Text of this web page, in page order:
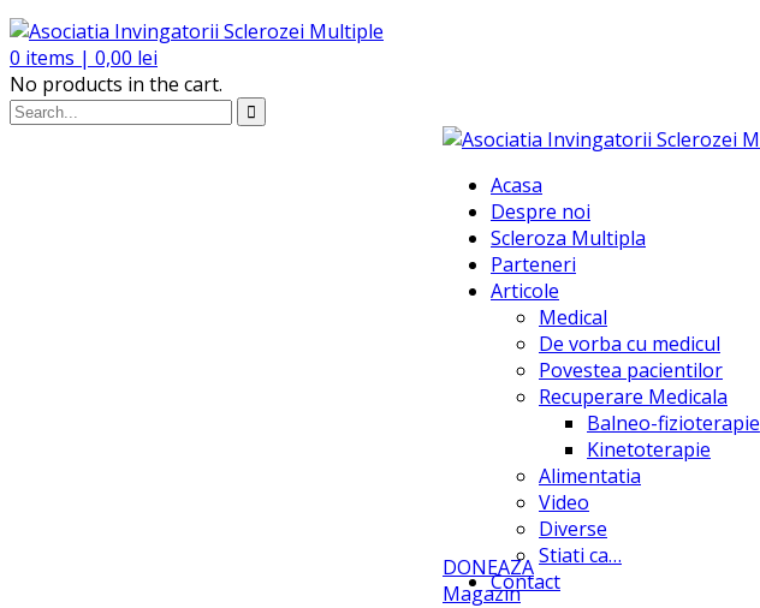
0 items | 0,00 lei
No products in the cart.
Acasa
Despre noi
Scleroza Multipla
Parteneri
Articole
Medical
De vorba cu medicul
Povestea pacientilor
Recuperare Medicala
Balneo-fizioterapie
Kinetoterapie
Alimentatia
Video
Diverse
Stiati ca…
Contact
DONEAZA
Magazin